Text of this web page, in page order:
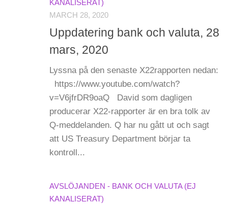
KANALISERAT)
MARCH 28, 2020
Uppdatering bank och valuta, 28
mars, 2020
Lyssna på den senaste X22rapporten nedan:
https://www.youtube.com/watch?
v=V6jfrDR9oaQ David som dagligen
producerar X22-rapporter är en bra tolk av
Q-meddelanden. Q har nu gått ut och sagt
att US Treasury Department börjar ta
kontroll...
AVSLÖJANDEN - BANK OCH VALUTA (EJ
KANALISERAT)